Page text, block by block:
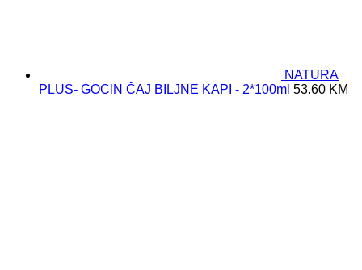
NATURA
PLUS- GOCIN ČAJ BILJNE KAPI - 2*100ml 53.60 KM